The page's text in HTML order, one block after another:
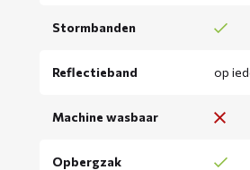
Stormbanden
Reflectieband op
Machine wasbaar
Opbergzak